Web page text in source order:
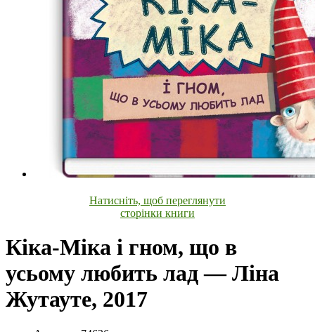
Натисніть, щоб переглянути
сторінки книги
Кіка-Міка і гном, що в
усьому любить лад — Ліна
Жутауте, 2017